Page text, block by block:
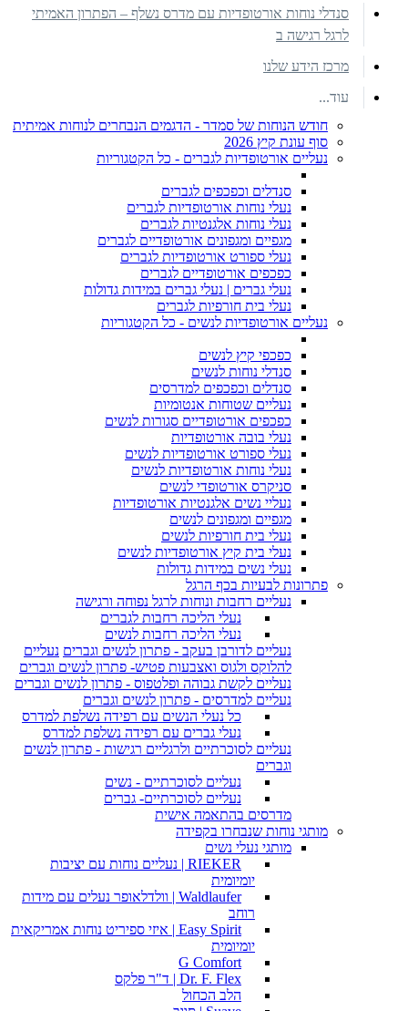
סנדלי נוחות אורטופדיות עם מדרס נשלף – הפתרון האמיתי
לרגל רגישה ב
מרכז הידע שלנו
עוד...
חודש הנוחות של סמדר - הדגמים הנבחרים לנוחות אמיתית
סוף עונת קיץ 2026
נעליים אורטופדיות לגברים - כל הקטגוריות
סנדלים וכפכפים לגברים
נעלי נוחות אורטופדיות לגברים
נעלי נוחות אלגנטיות לגברים
מגפיים ומגפונים אורטופדיים לגברים
נעלי ספורט אורטופדיות לגברים
כפכפים אורטופדיים לגברים
נעלי גברים | נעלי גברים במידות גדולות
נעלי בית חורפיות לגברים
נעליים אורטופדיות לנשים - כל הקטגוריות
כפכפי קיץ לנשים
סנדלי נוחות לנשים
סנדלים וכפכפים למדרסים
נעליים שטוחות אנטומיות
כפכפים אורטופדיים סגורות לנשים
נעלי בובה אורטופדיות
נעלי ספורט אורטופדיות לנשים
נעלי נוחות אורטופדיות לנשים
סניקרס אורטופדי לנשים
נעליי נשים אלגנטיות אורטופדיות
מגפיים ומגפונים לנשים
נעלי בית חורפיות לנשים
נעלי בית קיץ אורטופדיות לנשים
נעלי נשים במידות גדולות
פתרונות לבעיות בכף הרגל
נעליים רחבות ונוחות לרגל נפוחה ורגישה
נעלי הליכה רחבות לגברים
נעלי הליכה רחבות לנשים
נעליים לדורבן בעקב - פתרון לנשים וגברים נעליים
להלוקס ולגוס ואצבעות פטיש- פתרון לנשים וגברים
נעליים לקשת גבוהה ופלטפוס - פתרון לנשים וגברים
נעליים למדרסים - פתרון לנשים וגברים
כל נעלי הנשים עם רפידה נשלפת למדרס
נעלי גברים עם רפידה נשלפת למדרס
נעליים לסוכרתיים ולרגליים רגישות - פתרון לנשים
וגברים
נעליים לסוכרתיים - נשים
נעליים לסוכרתיים- גברים
מדרסים בהתאמה אישית
מותגי נוחות שנבחרו בקפידה
מותגי נעלי נשים
RIEKER | נעליים נוחות עם יציבות
יומיומית
Waldlaufer | וולדלאופר נעלים עם מידות
רוחב
Easy Spirit | איזי ספיריט נוחות אמריקאית
יומיומית
G Comfort
Dr. F. Flex | ד"ר פלקס
הלב הכחול